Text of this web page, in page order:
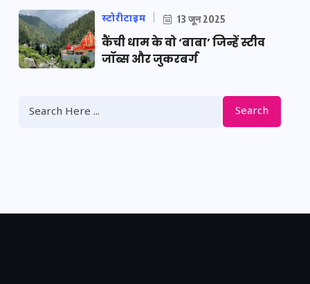
स्टोरीटाइम 13 जून 2025
कैंची धाम के वो ‘बाबा’ जिन्हें स्टीव
जॉब्स और जुकरबर्ग
Search